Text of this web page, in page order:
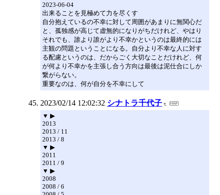
2023-06-04
出来ることを見極めて力を尽くす
自分抱えているの不幸に対して周囲があまりに無関心だ
と、孤独感が高じて虚無的になりがちだけれど、やはり
それでも、誰より誰がより不幸かというのは最終的には
主観の問題ということになる。自分より不幸な人に対す
る配慮というのは、だからごく大切なことだけれど、何
が何より不幸かを主張し合う方向は最後は泥仕合にしか
繋がらない。
重要なのは、何が自分を不幸にして
2023/02/14 12:02:32 シナトラ千代子
▼ ▶
2013
2013 / 11
2013 / 8
▼ ▶
2011
2011 / 9
▼ ▶
2008
2008 / 6